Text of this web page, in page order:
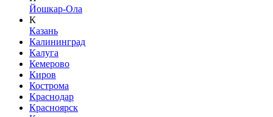
Йошкар-Ола
К
Казань
Калининград
Калуга
Кемерово
Киров
Кострома
Краснодар
Красноярск